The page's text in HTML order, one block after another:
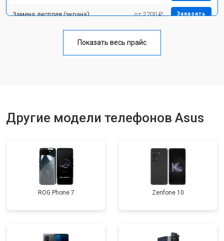
Замена дисплея (экрана) от 2700 ₽ Заказать
Замена кнопки включения от 1750 ₽
Показать весь прайс
Другие модели телефонов Asus
ROG Phone 7 Zenfone 10